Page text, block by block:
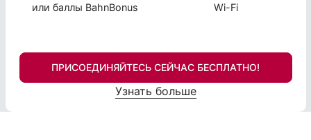
или баллы BahnBonus
Wi-Fi
ПРИСОЕДИНЯЙТЕСЬ СЕЙЧАС БЕСПЛАТНО!
Узнать больше